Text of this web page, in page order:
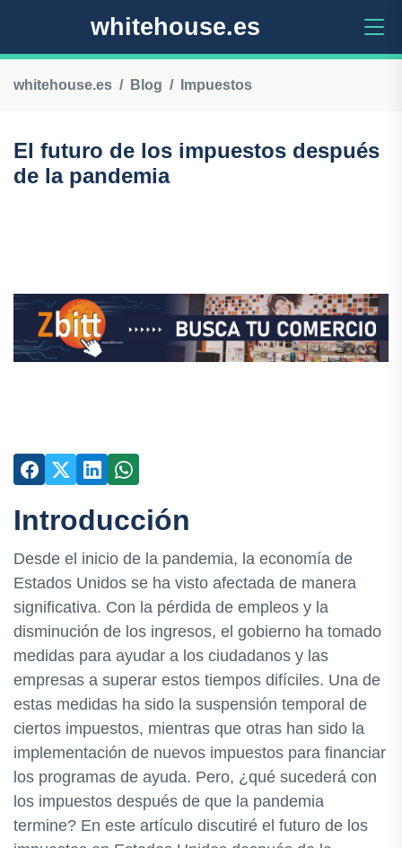
whitehouse.es
whitehouse.es Blog Impuestos
El futuro de los impuestos después
de la pandemia
Introducción
Desde el inicio de la pandemia, la economía de
Estados Unidos se ha visto afectada de manera
significativa. Con la pérdida de empleos y la
disminución de los ingresos, el gobierno ha tomado
medidas para ayudar a los ciudadanos y las
empresas a superar estos tiempos difíciles. Una de
estas medidas ha sido la suspensión temporal de
ciertos impuestos, mientras que otras han sido la
implementación de nuevos impuestos para financiar
los programas de ayuda. Pero, ¿qué sucederá con
los impuestos después de que la pandemia
termine? En este artículo discutiré el futuro de los